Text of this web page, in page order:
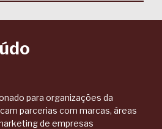
para organizações da
parcerias com marcas, áreas
de empresas